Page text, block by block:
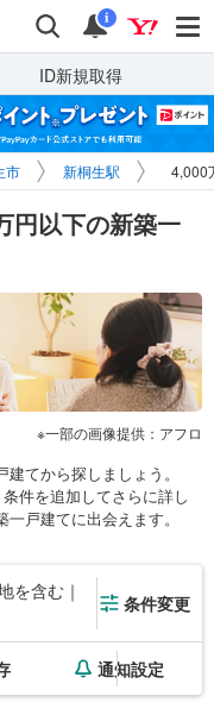
検索 通知
i
ID新規取得
市 新桐生駅 4,000
円以下の新築一
一部の画像提供：アフロ
てから探しましょう。
件を追加してさらに詳し
戸建てに出会えます。
を含む｜
条件変更
通知設定